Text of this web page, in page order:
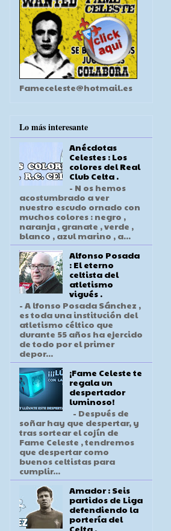
Fameceleste@hotmail.es
Lo más interesante
Anécdotas
Celestes : Los
colores del Real
Club Celta .
- N os hemos
acostumbrado a ver
nuestro escudo ornado con
muchos colores : negro ,
naranja , granate , verde ,
blanco , azul marino , a...
Alfonso Posada
: El eterno
celtista del
atletismo
vigués .
- A lfonso Posada Sánchez ,
es toda una institución del
atletismo céltico que
durante 55 años ha ejercido
de todo por el primer
depor...
¡Fame Celeste te
regala un
despertador
luminoso!
- Después de
soñar hay que despertar, y
tras sortear el cojín de
Fame Celeste , tendremos
que despertar como
buenos celtistas para
cumplir...
Amador : Seis
partidos de Liga
defendiendo la
portería del
Celta .